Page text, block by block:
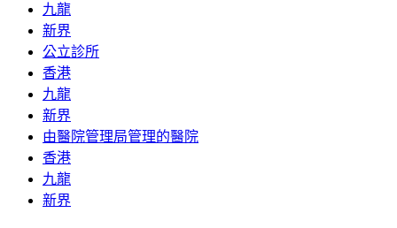
九龍
新界
公立診所
香港
九龍
新界
由醫院管理局管理的醫院
香港
九龍
新界